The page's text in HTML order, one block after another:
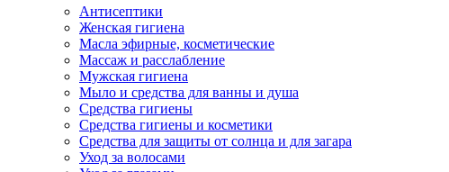
Антисептики
Женская гигиена
Масла эфирные, косметические
Массаж и расслабление
Мужская гигиена
Мыло и средства для ванны и душа
Средства гигиены
Средства гигиены и косметики
Средства для защиты от солнца и для загара
Уход за волосами